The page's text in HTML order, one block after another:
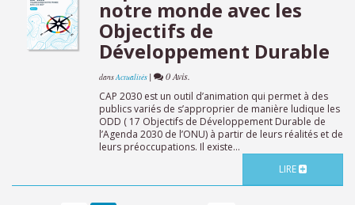
notre monde avec les
Objectifs de
Développement Durable
dansActualités | 0 Avis.
CAP 2030 est un outil d’animation qui permet à des
publics variés de s’approprier de manière ludique les
ODD ( 17 Objectifs de Développement Durable de
l’Agenda 2030 de l’ONU) à partir de leurs réalités et de
leurs préoccupations. Il existe...
LIRE